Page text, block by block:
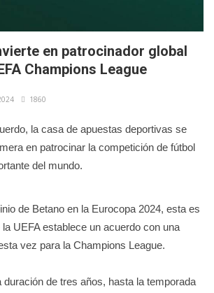
en patrocinador global
Champions League
1860
la casa de apuestas deportivas se
en patrocinar la competición de fútbol
del mundo.
de Betano en la Eurocopa 2024, esta es
UEFA establece un acuerdo con una
vez para la Champions League.
duración de tres años, hasta la temporada